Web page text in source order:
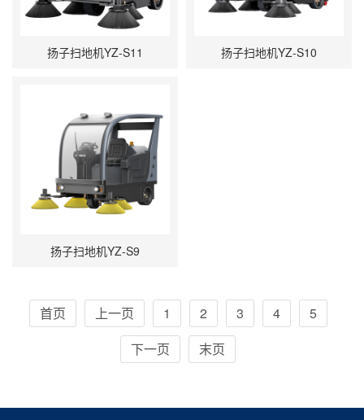
扬子扫地机YZ-S11 扬子扫地机YZ-S10
扬子扫地机YZ-S9
首页 上一页 1 2 3 4
5
下一页
末页